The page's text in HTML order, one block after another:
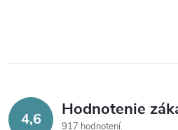
4,6 Hodnotenie
917 hodnotení